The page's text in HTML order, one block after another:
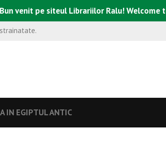
Bun venit pe siteul Librariilor Ralu! Welcome
IN EGIPTUL ANTIC